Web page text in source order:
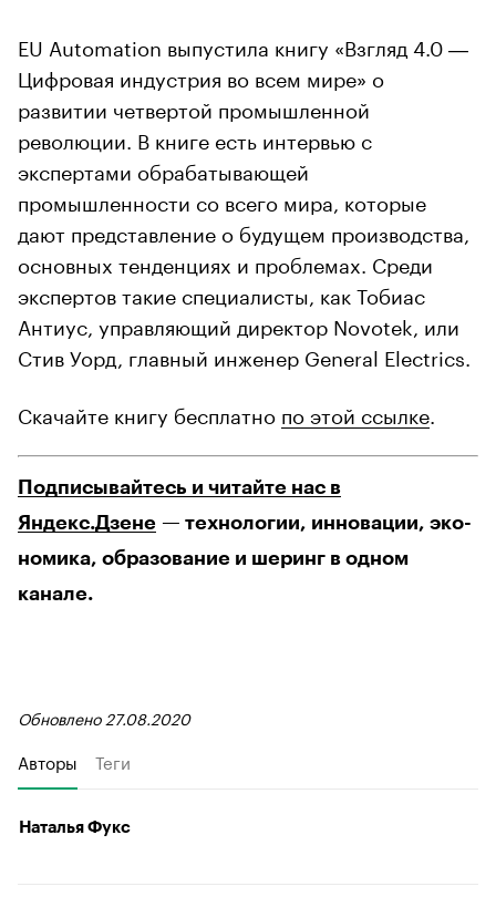
EU Automation выпустила книгу «Взгляд 4.0 ―
Цифровая индустрия во всем мире» о
развитии четвертой промышленной
революции. В книге есть интервью с
экспертами обрабатывающей
промышленности со всего мира, которые
дают представление о будущем производства,
основных тенденциях и проблемах. Среди
экспертов такие специалисты, как Тобиас
Антиус, управляющий директор Novotek, или
Стив Уорд, главный инженер General Electrics.
Скачайте книгу бесплатно по этой ссылке
Подписывайтесь и читайте нас в
Яндекс.Дзене — технологии, инновации, эко-
номика, образование и шеринг в одном
канале.
Обновлено 27.08.2020
Авторы Теги
Наталья Фукс